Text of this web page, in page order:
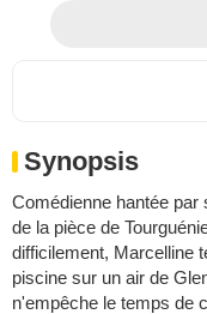
Synopsis
Comédienne hantée par
de la pièce de
difficilement, Marcelline
piscine sur un air de
n'empêche le temps de